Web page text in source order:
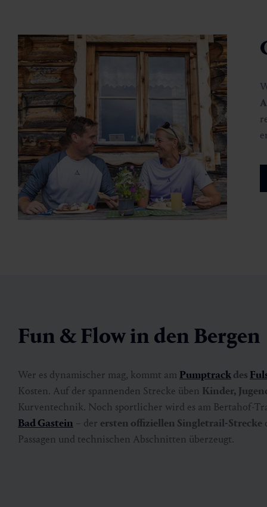
Fun & Flow in den Bergen
Wer es dynamischer mag, kommt am Pumptrackdes
Kosten. Auf der spannenden Strecke üben Kinder,
Kurventechnik. Noch sportlicher wird es am Bertahof-
Bad Gastein – der ersten offiziellen Singletrail-Strecke
Passagen und technischen Abschnitten überzeugt.